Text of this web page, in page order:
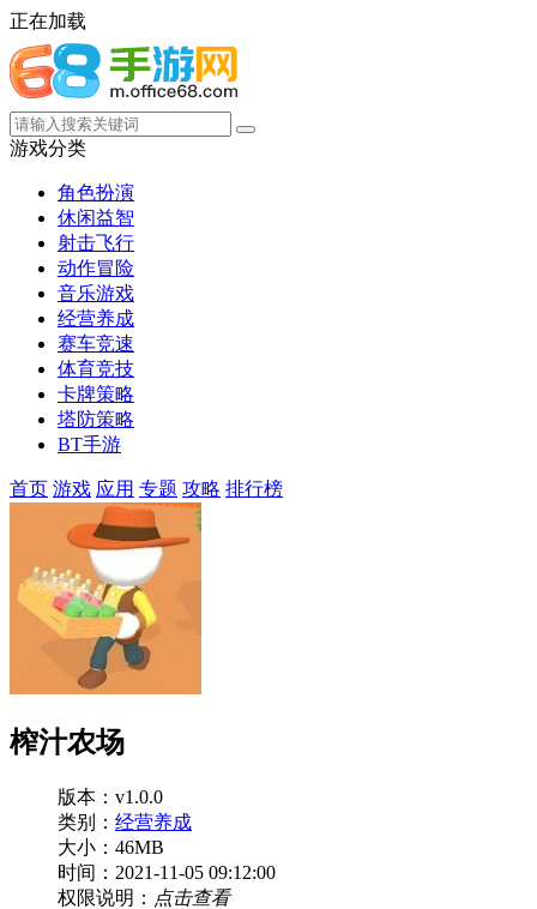
正在加载
游戏分类
角色扮演
休闲益智
射击飞行
动作冒险
音乐游戏
经营养成
赛车竞速
体育竞技
卡牌策略
塔防策略
BT手游
首页 游戏 应用 专题 攻略 排行榜
榨汁农场
版本：v1.0.0
类别： 经营养成
大小：46MB
时间：2021-11-05 09:12:00
权限说明： 点击查看